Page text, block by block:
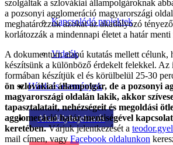
Kapcsolódó projektek
Videók
Hírek és események
Akadálybejelentés
szolgáltak a szlovákiai állampolgároknak
a pozsonyi agglomeráció magyarországi
meghatározzuk azokat az akadályozó
korlátozzák a mindennapi életet a határ menti
A dokumentum alapú kutatás mellett célunk,
készítsünk a különböző érdekelt felekkel. Az
formában készítjük el és körülbelül 25-30
ön szlovákiai állampolgár, de a pozsonyi
magyarországi oldalán lakik, akkor
tapasztalatait, nehézségeit és megoldási
agglomeráció határ-mentiségével
keretében.Várjuk jelentkezését a
mail címen, vagy Facebook oldalunkon